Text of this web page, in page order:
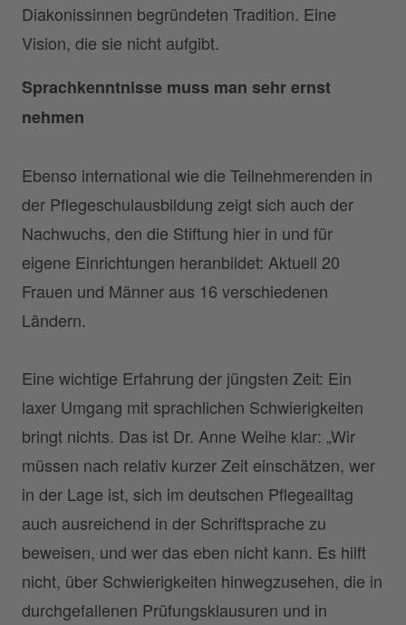
Diakonissinnen begründeten Tradition. Eine
Vision, die sie nicht aufgibt.
Sprachkenntnisse muss man sehr ernst
nehmen
Ebenso international wie die Teilnehmerenden in
der Pflegeschulausbildung zeigt sich auch der
Nachwuchs, den die Stiftung hier in und für
eigene Einrichtungen heranbildet: Aktuell 20
Frauen und Männer aus 16 verschiedenen
Ländern.
Eine wichtige Erfahrung der jüngsten Zeit: Ein
laxer Umgang mit sprachlichen Schwierigkeiten
bringt nichts. Das ist Dr. Anne Weihe klar: „Wir
müssen nach relativ kurzer Zeit einschätzen, wer
in der Lage ist, sich im deutschen Pflegealltag
auch ausreichend in der Schriftsprache zu
beweisen, und wer das eben nicht kann. Es hilft
nicht, über Schwierigkeiten hinwegzusehen, die in
durchgefallenen Prüfungsklausuren und in